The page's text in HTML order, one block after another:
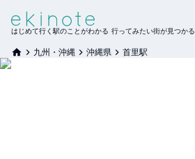
はじめて行く駅のことがわかる 行ってみたい街が見つかる
九州・沖縄 沖縄県 首里駅